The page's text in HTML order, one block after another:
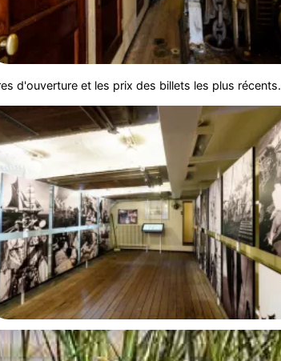
d'ouverture et les prix des billets les plus récents.